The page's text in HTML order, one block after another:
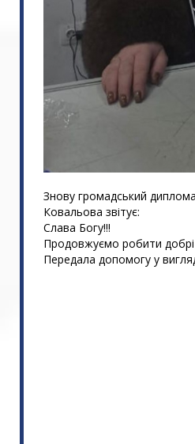
Знову громадський
Ковальова звітує:
Слава Богу!!!
Продовжуємо робити добрі
Передала допомогу у